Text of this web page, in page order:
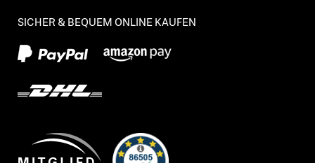
SICHER & BEQUEM ONLINE KAUFEN